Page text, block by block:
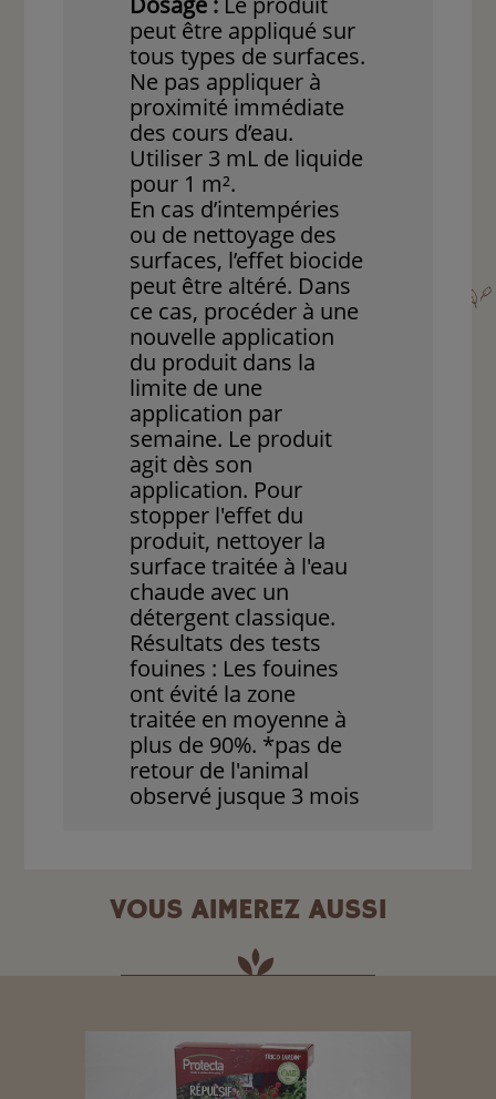
peut être appliqué sur
tous types de surfaces.
Ne pas appliquer à
proximité immédiate
des cours d’eau.
Utiliser 3 mL de liquide
pour 1 m².
En cas d’intempéries
ou de nettoyage des
surfaces, l’effet biocide
peut être altéré. Dans
ce cas, procéder à une
nouvelle application
du produit dans la
limite de une
application par
semaine. Le produit
agit dès son
application. Pour
stopper l'effet du
produit, nettoyer la
surface traitée à l'eau
chaude avec un
détergent classique.
Résultats des tests
fouines : Les fouines
ont évité la zone
traitée en moyenne à
plus de 90%. *pas de
retour de l'animal
observé jusque 3 mois
VOUS AIMEREZ AUSSI